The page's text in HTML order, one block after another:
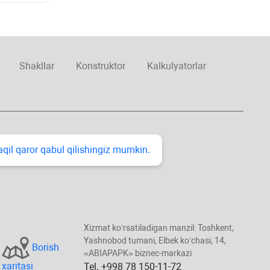
Shakllar Konstruktor Kalkulyatorlar
qaror qabul qilishingiz mumkin.
Borish
хaritasi
Xizmat koʻrsatiladigan manzil: Toshkent,
Yashnobod tumani, Elbek koʻchasi, 14,
«ABIAPAPK» biznec-markazi
Tel. +998 78 150-11-72